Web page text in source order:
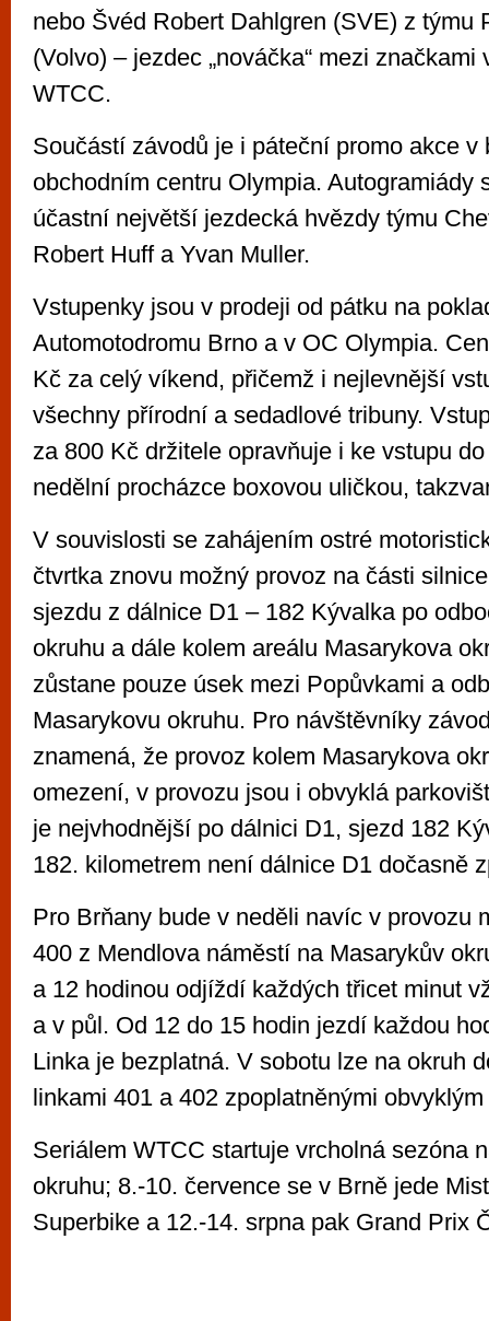
nebo Švéd Robert Dahlgren (SVE) z týmu
(Volvo) – jezdec „nováčka“ mezi značkami
WTCC.
Součástí závodů je i páteční promo akce v
obchodním centru Olympia. Autogramiády
účastní největší jezdecká hvězdy týmu
Robert Huff a Yvan Muller.
Vstupenky jsou v prodeji od pátku na
Automotodromu Brno a v OC Olympia.
Kč za celý víkend, přičemž i nejlevnější
všechny přírodní a sedadlové tribuny.
za 800 Kč držitele opravňuje i ke vstupu
nedělní procházce boxovou uličkou,
V souvislosti se zahájením ostré
čtvrtka znovu možný provoz na části
sjezdu z dálnice D1 – 182 Kývalka po
okruhu a dále kolem areálu Masarykova
zůstane pouze úsek mezi Popůvkami a
Masarykovu okruhu. Pro návštěvníky
znamená, že provoz kolem Masarykova
omezení, v provozu jsou i obvyklá
je nejvhodnější po dálnici D1, sjezd 182
182. kilometrem není dálnice D1 dočasně
Pro Brňany bude v neděli navíc v provozu
400 z Mendlova náměstí na Masarykův
a 12 hodinou odjíždí každých třicet minut
a v půl. Od 12 do 15 hodin jezdí každou
Linka je bezplatná. V sobotu lze na okruh
linkami 401 a 402 zpoplatněnými
Seriálem WTCC startuje vrcholná sezóna
okruhu; 8.-10. července se v Brně jede
Superbike a 12.-14. srpna pak Grand Prix